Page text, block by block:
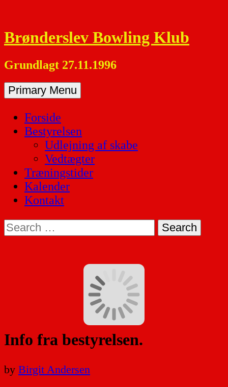
content
Brønderslev Bowling Klub
Grundlagt 27.11.1996
Primary Menu
Forside
Bestyrelsen
Udlejning af skabe
Vedtægter
Træningstider
Kalender
Kontakt
Search
for:
Info fra bestyrelsen.
by Birgit Andersen